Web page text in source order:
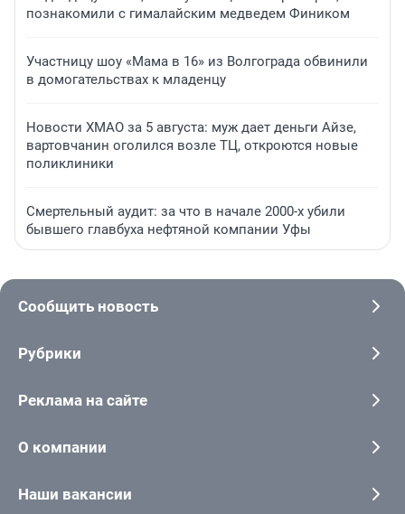
познакомили с гималайским медведем Фиником
Участницу шоу «Мама в 16» из Волгограда обвинили
в домогательствах к младенцу
Новости ХМАО за 5 августа: муж дает деньги Айзе,
вартовчанин оголился возле ТЦ, откроются новые
поликлиники
Смертельный аудит: за что в начале 2000-х убили
бывшего главбуха нефтяной компании Уфы
Сообщить новость
Рубрики
Реклама на сайте
О компании
Наши вакансии